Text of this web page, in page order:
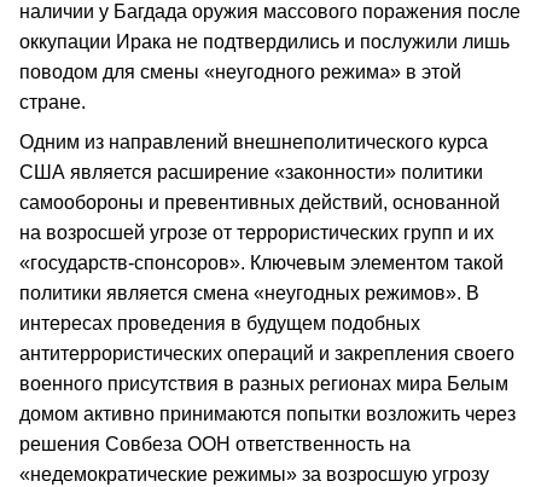
наличии у Багдада оружия массового поражения после
оккупации Ирака не подтвердились и послужили лишь
поводом для смены «неугодного режима» в этой
стране.
Одним из направлений внешнеполитического курса
США является расширение «законности» политики
самообороны и превентивных действий, основанной
на возросшей угрозе от террористических групп и их
«государств-спонсоров». Ключевым элементом такой
политики является смена «неугодных режимов». В
интересах проведения в будущем подобных
антитеррористических операций и закрепления своего
военного присутствия в разных регионах мира Белым
домом активно принимаются попытки возложить через
решения Совбеза ООН ответственность на
«недемократические режимы» за возросшую угрозу